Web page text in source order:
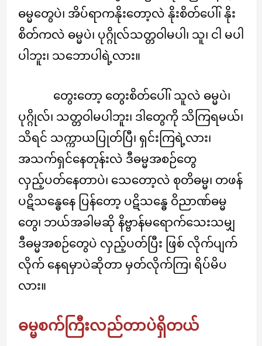
ဓမ္မတွေပဲ၊ အိပ်ရာကနိုးတော့လဲ နိုးစိတ်ပေါ်၊ နိုး
စိတ်ကလဲ ဓမ္မပဲ၊ ပုဂ္ဂိုလ်သတ္တဝါမပါ၊ သူ၊ ငါ မပါ
ပါဘူး၊ သဘောပါရဲ့လား။
တွေးတော့ တွေးစိတ်ပေါ်၊ သူလဲ ဓမ္မပဲ၊
ပုဂ္ဂိုလ်၊ သတ္တဝါမပါဘူး၊ ဒါတွေကို သိကြရမယ်၊
သိရင် သက္ကာယပြုတ်ပြီ၊ ရှင်းကြရဲ့လား၊
အသက်ရှင်နေတုန်းလဲ ဒီဓမ္မအစဉ်တွေ
လှည့်ပတ်နေတာပဲ၊ သေတော့လဲ စုတိဓမ္မ၊ တဖန်
ပဋိသန္ဓေနေ ပြန်တော့ ပဋိသန္ဓေ ဝိညာဏ်ဓမ္မ
တွေ၊ ဘယ်အခါမဆို နိဗ္ဗာန်မရောက်သေးသမျှ
ဒီဓမ္မအစဉ်တွေပဲ လှည့်ပတ်ပြီး ဖြစ် လိုက်ပျက်
လိုက် နေရမှာပဲဆိုတာ မှတ်လိုက်ကြ၊ ရိပ်မိပ
လား။
ဓမ္မစက်ကြီးလည်တာပဲရှိတယ်